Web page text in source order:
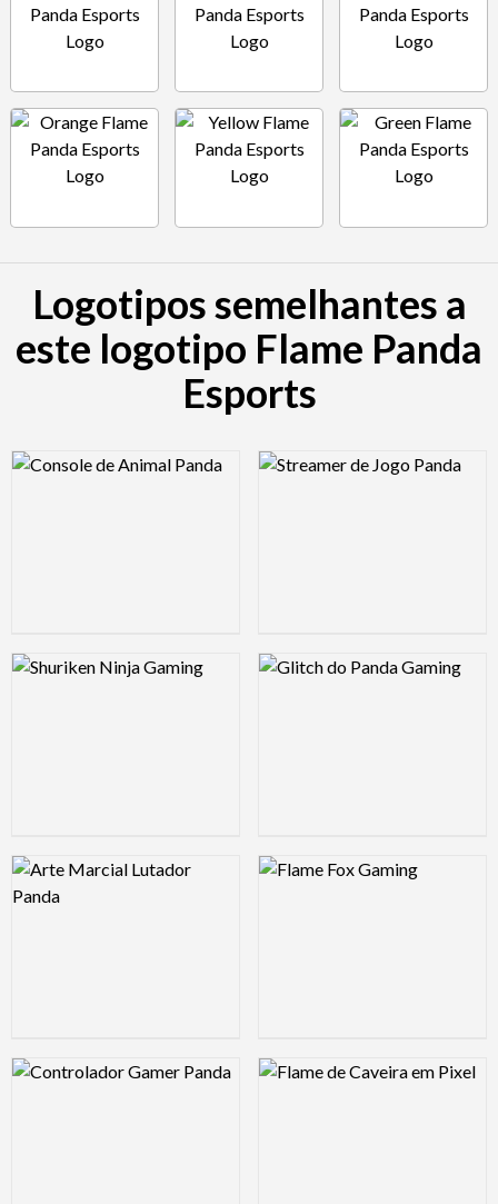
Logotipos semelhantes a
este logotipo Flame Panda
Esports
Logo Preview Image Logo Preview Image
Logo Preview Image Logo Preview Image
Logo Preview Image Logo Preview Image
Logo Preview Image Logo Preview Image